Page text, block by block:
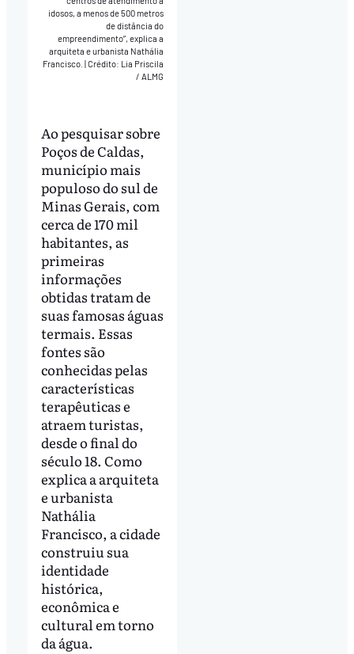
idosos, a menos de 500 metros
de distância do
empreendimento”, explica a
arquiteta e urbanista Nathália
Francisco.
Crédito: Lia Priscila
/ ALMG
Ao pesquisar sobre
Poços de Caldas,
município mais
populoso do sul de
Minas Gerais, com
cerca de 170 mil
habitantes, as
primeiras
informações
obtidas tratam de
suas famosas águas
termais. Essas
fontes são
conhecidas pelas
características
terapêuticas e
atraem turistas,
desde o final do
século 18. Como
explica a arquiteta
e urbanista
Nathália
Francisco, a cidade
construiu sua
identidade
histórica,
econômica e
cultural em torno
da água.